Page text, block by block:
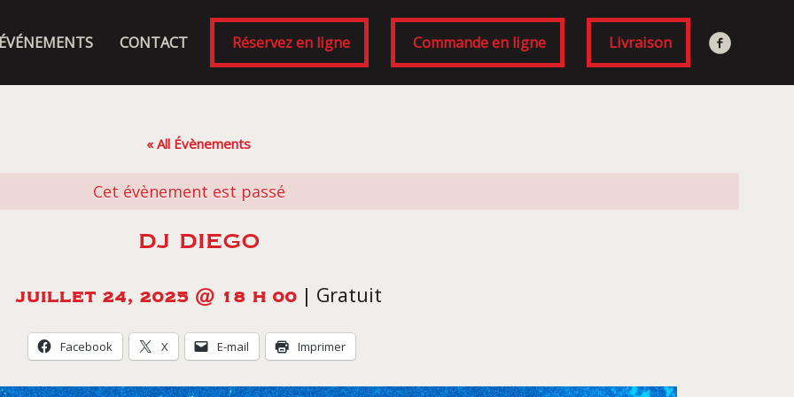
ÉVÉNEMENTS CONTACT Réservez en ligne Commande en ligne Livraison
« All Évènements
Cet évènement est passé
DJ DIEGO
JUILLET 24, 2025 @ 18 H 00 | Gratuit
Facebook X E-mail Imprimer